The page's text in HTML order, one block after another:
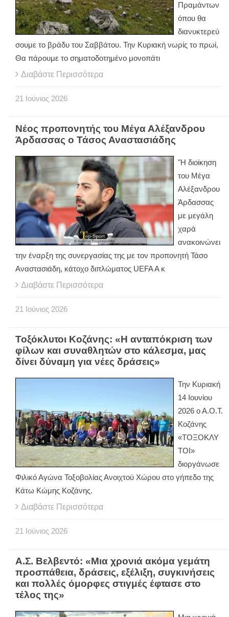
Πραμάντων
όπου θα
διανυκτερεύ
σουμε το βράδυ του Σαββάτου. Την Κυριακή νωρίς το πρωί,
Θα πάρουμε το σηματοδοτημένο μονοπάτι
Διαβάστε Περισσότερα
21 Ιούνιος 2026
Νέος προπονητής του Μέγα Αλέξανδρου
Άρδασσας ο Τάσος Αναστασιάδης
"Η διοίκηση
του Μέγα
Αλέξανδρου
Άρδασσας
με μεγάλη
χαρά
ανακοινώνει
την έναρξη της συνεργασίας της με τον προπονητή Τάσο
Αναστασιάδη, κάτοχο διπλώματος UEFA A κ
Διαβάστε Περισσότερα
21 Ιούνιος 2026
Τοξόκλυτοι Κοζάνης: «Η ανταπόκριση των
φίλων και συναθλητών στο κάλεσμα, μας
δίνει δύναμη για νέες δράσεις»
Την Κυριακή
14 Ιουνίου
2026 ο Α.Ο.Τ.
Κοζάνης
«ΤΟΞΟΚΛΥ
ΤΟΙ»
διοργάνωσε
Φιλικό Αγώνα Τοξοβολίας Ανοιχτού Χώρου στο γήπεδο της
Κάτω Κώμης Κοζάνης.
Διαβάστε Περισσότερα
21 Ιούνιος 2026
Α.Σ. Βελβεντό: «Μια χρονιά ακόμα γεμάτη
προσπάθεια, δράσεις, εξέλιξη, συγκινήσεις
και πολλές όμορφες στιγμές έφτασε στο
τέλος της»